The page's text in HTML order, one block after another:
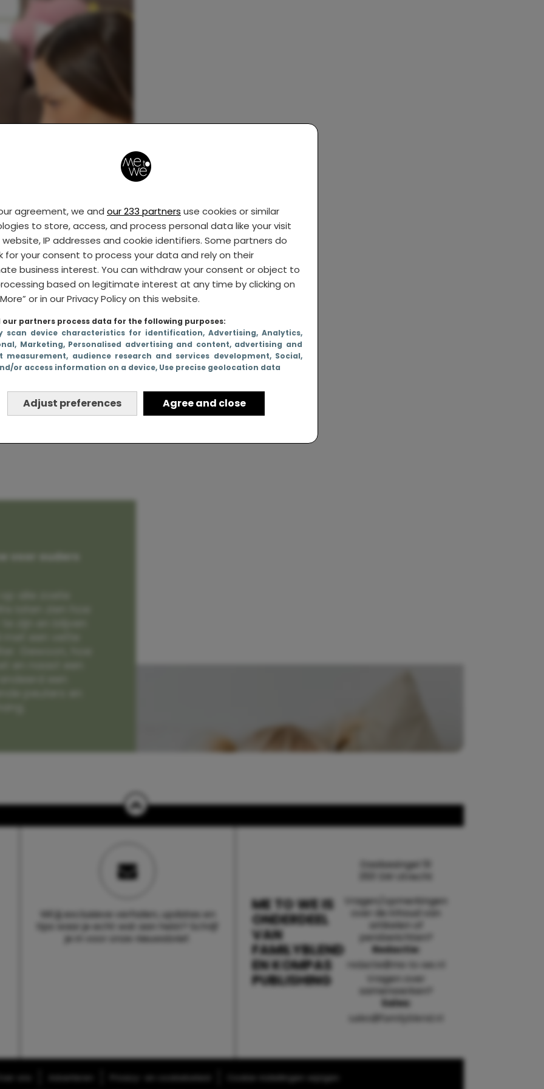
agreement, we and our 233 partners use cookies or similar
to store, access, and process personal data like your visit
IP addresses and cookie identifiers. Some partners do
for your consent to process your data and rely on their
business interest. You can withdraw your consent or object to
based on legitimate interest at any time by clicking on
or in our Privacy Policy on this website.
our partners process data for the following purposes:
scan device characteristics for identification, Advertising, Analytics,
, Marketing, Personalised advertising and content, advertising and
measurement, audience research and services development, Social,
or access information on a device, Use precise geolocation data
Adjust preferences Agree and close
maar
als
voor ouders
Wil jij exclusieve verhalen, updates en
tips waar je echt wat aan hebt? Schrijf
je in voor onze nieuwsbrief.
ME TO WE IS
ONDERDEEL
VAN
FAMILYBLEND
EN KOMPAS
PUBLISHING
Daalsesingel 51
3511 SW Utrecht
Vragen/opmerkingen
over de inhoud van
artikelen of
persberichten?
Redactie:
redactie@me-to-we.nl
Vragen over
samenwerken?
Sales:
sales@familyblend.nl
Cookie-instellingen wijzigen